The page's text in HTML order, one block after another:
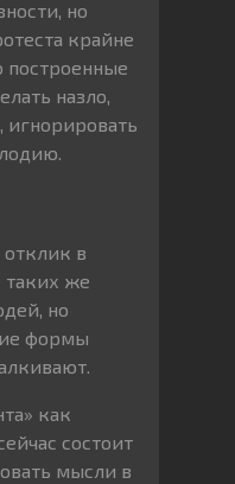
но
крайне
построенные
назло,
игнорировать
отклик в
таких же
но
формы
как
состоит
мысли в